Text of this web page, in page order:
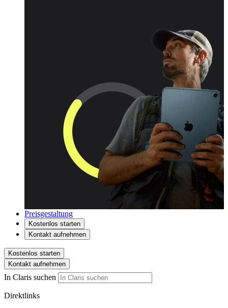
Preisgestaltung
Kostenlos starten
Kontakt aufnehmen
Kostenlos starten
Kontakt aufnehmen
In Claris suchen
Direktlinks